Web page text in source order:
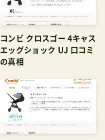
コンビ クロスゴー 4キャス
エッグショック UJ 口コミ
の真相